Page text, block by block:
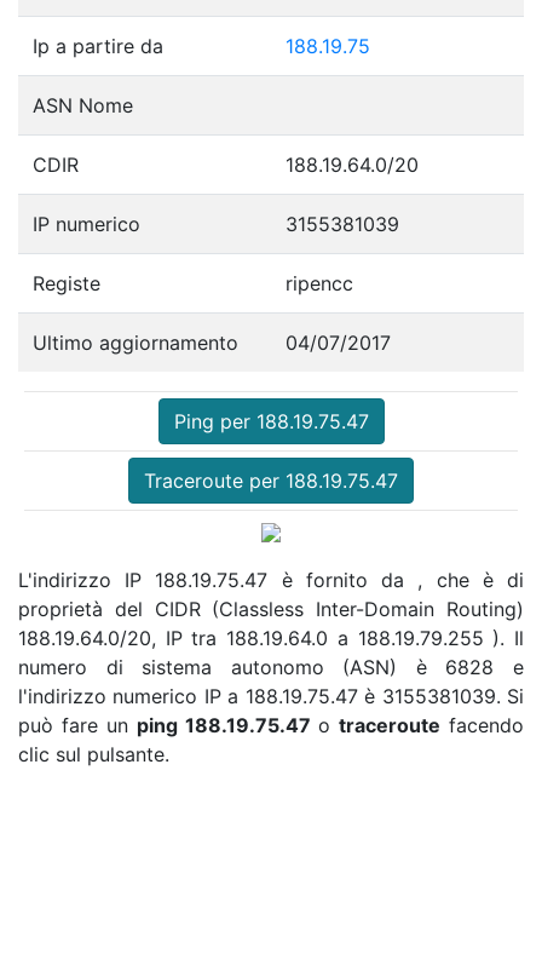
Ip a partire da 188.19.75
ASN Nome
CDIR 188.19.64.0/20
IP numerico 3155381039
Registe ripencc
Ultimo aggiornamento 04/07/2017
Ping per 188.19.75.47
Traceroute per 188.19.75.47
L'indirizzo IP 188.19.75.47 è fornito da , che è di
proprietà del CIDR (Classless Inter-Domain Routing)
188.19.64.0/20, IP tra 188.19.64.0 a 188.19.79.255 ). Il
numero di sistema autonomo (ASN) è 6828 e
l'indirizzo numerico IP a 188.19.75.47 è 3155381039. Si
può fare un ping 188.19.75.47 o traceroute facendo
clic sul pulsante.